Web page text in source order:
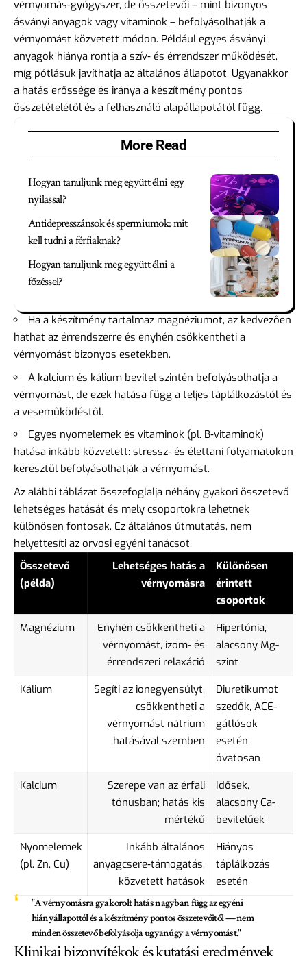
vérnyomás‑gyógyszer, de összetevői – mint bizonyos
ásványi anyagok vagy vitaminok – befolyásolhatják a
vérnyomást közvetett módon. Például egyes ásványi
anyagok hiánya rontja a szív‑ és érrendszer működését,
míg pótlásuk javíthatja az általános állapotot. Ugyanakkor
a hatás erőssége és iránya a készítmény pontos
összetételétől és a felhasználó alapállapotától függ.
More Read
Hogyan tanuljunk meg együtt élni egy
nyilassal?
Antidepresszánsok és spermiumok: mit
kell tudni a férfiaknak?
Hogyan tanuljunk meg együtt élni a
főzéssel?
Ha a készítmény tartalmaz magnéziumot, az kedvezően
hathat az érrendszerre és enyhén csökkentheti a
vérnyomást bizonyos esetekben.
A kalcium és kálium bevitel szintén befolyásolhatja a
vérnyomást, de ezek hatása függ a teljes táplálkozástól és
a veseműködéstől.
Egyes nyomelemek és vitaminok (pl. B‑vitaminok)
hatása inkább közvetett: stressz‑ és élettani folyamatokon
keresztül befolyásolhatják a vérnyomást.
Az alábbi táblázat összefoglalja néhány gyakori összetevő
lehetséges hatását és mely csoportokra lehetnek
különösen fontosak. Ez általános útmutatás, nem
helyettesíti az orvosi egyéni tanácsot.
Összetevő
(példa)
Lehetséges hatás a
vérnyomásra
Különösen
érintett
csoportok
Magnézium
Enyhén csökkentheti a
vérnyomást, izom- és
érrendszeri relaxáció
Hipertónia,
alacsony Mg-
szint
Kálium
Segíti az ionegyensúlyt,
csökkentheti a
vérnyomást nátrium
hatásával szemben
Diuretikumot
szedők, ACE-
gátlósok
esetén
óvatosan
Kalcium
Szerepe van az érfali
tónusban; hatás kis
mértékű
Idősek,
alacsony Ca-
bevitelűek
Nyomelemek
(pl. Zn, Cu)
Inkább általános
anyagcsere‑támogatás,
közvetett hatások
Hiányos
táplálkozás
esetén
"A vérnyomásra gyakorolt hatás nagyban függ az egyéni
hiányállapottól és a készítmény pontos összetevőitől — nem
minden összetevő befolyásolja ugyanúgy a vérnyomást."
Klinikai bizonyítékok és kutatási eredmények